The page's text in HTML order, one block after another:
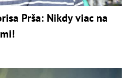
Prša: Nikdy viac na